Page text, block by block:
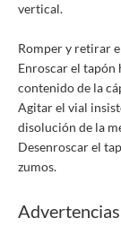
vertical.
Romper y retirar
Enroscar el tapón
contenido de la
Agitar el vial
disolución de la
Desenroscar el
zumos.
Advertencias